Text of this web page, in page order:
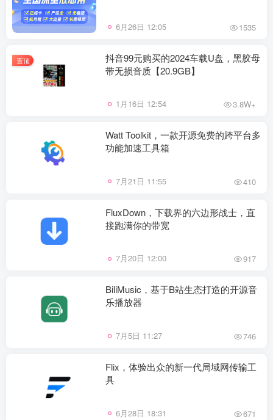
6月26日 12:05 1535
置顶
抖音99元购买的2024车载U盘，黑胶母
带无损音质【20.9GB】
1月16日 12:54 3.8W+
Watt Toolkit，一款开源免费的跨平台多
功能加速工具箱
7月21日 11:55 410
FluxDown，下载界的六边形战士，直
接跑满你的带宽
7月20日 12:00 917
BiliMusic，基于B站生态打造的开源音
乐播放器
7月5日 11:27 746
Flix，体验出众的新一代局域网传输工
具
6月28日 18:31 671